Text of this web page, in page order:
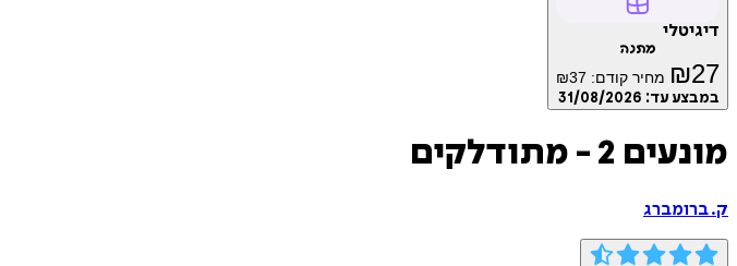
דיגיטלי
מתנה
₪27 מחיר קודם: ₪37
במבצע עד: 31/08/2026
מונעים 2 - מתודלקים
ק. ברומברג